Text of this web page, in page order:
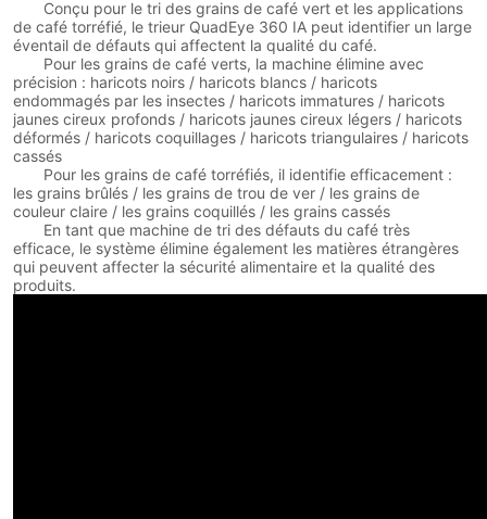
Conçu pour le tri des grains de café vert et les applications
de café torréfié, le trieur QuadEye 360 IA peut identifier un large
éventail de défauts qui affectent la qualité du café.
Pour les grains de café verts, la machine élimine avec
précision : haricots noirs / haricots blancs / haricots
endommagés par les insectes / haricots immatures / haricots
jaunes cireux profonds / haricots jaunes cireux légers / haricots
déformés / haricots coquillages / haricots triangulaires / haricots
cassés
Pour les grains de café torréfiés, il identifie efficacement :
les grains brûlés / les grains de trou de ver / les grains de
couleur claire / les grains coquillés / les grains cassés
En tant que machine de tri des défauts du café très
efficace, le système élimine également les matières étrangères
qui peuvent affecter la sécurité alimentaire et la qualité des
produits.